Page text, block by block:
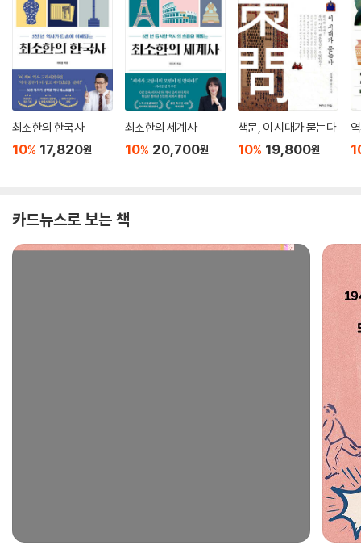
최소한의 한국사
10% 17,820원
최소한의 세계사
10% 20,700원
책문, 이 시대가 묻는다
10% 19,800원
카드뉴스로 보는 책